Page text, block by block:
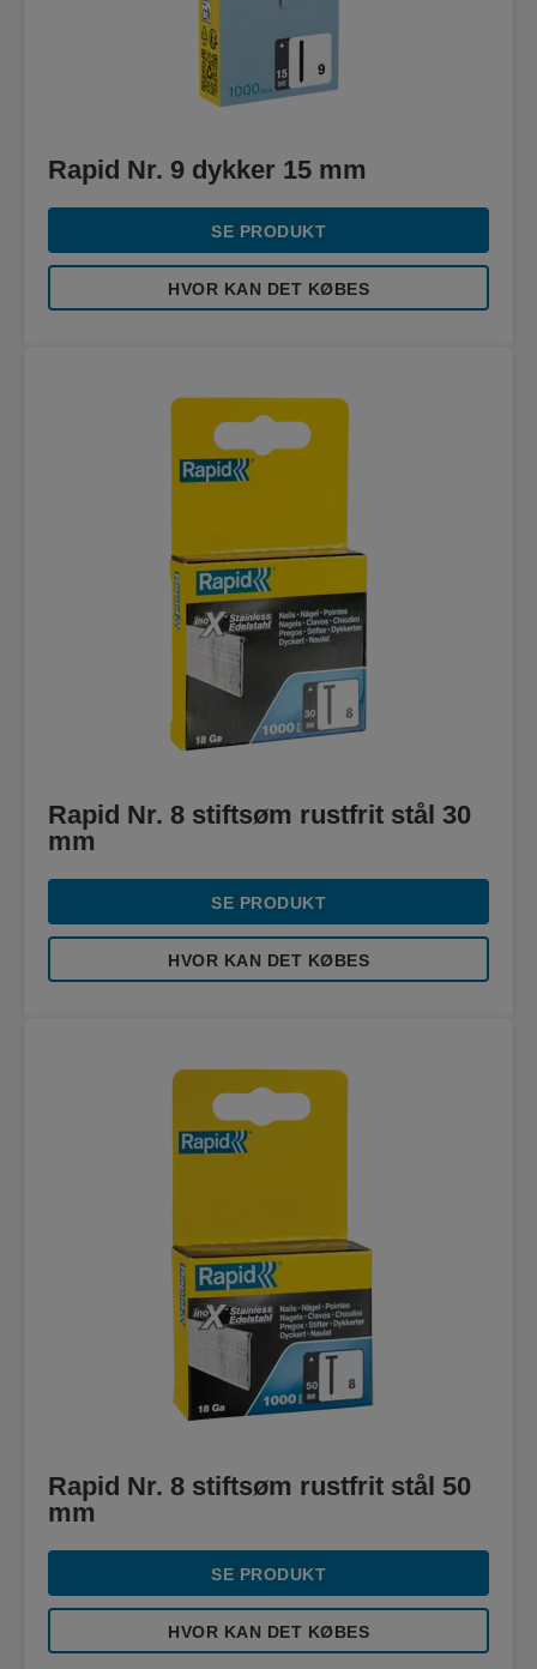
Rapid Nr. 9 dykker 15 mm
SE PRODUKT
HVOR KAN DET KØBES
Rapid Nr. 8 stiftsøm rustfrit stål 30
mm
SE PRODUKT
HVOR KAN DET KØBES
Rapid Nr. 8 stiftsøm rustfrit stål 50
mm
SE PRODUKT
HVOR KAN DET KØBES